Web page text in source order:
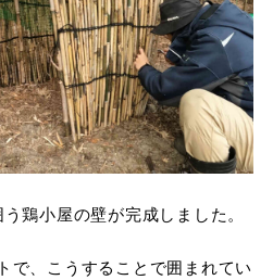
鶏小屋の壁が完成しました。
で、こうすることで囲まれてい